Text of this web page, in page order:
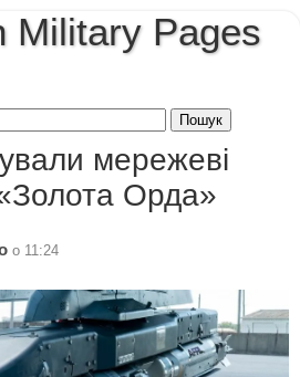
Military Pages
мережеві
Орда»
о 11:24